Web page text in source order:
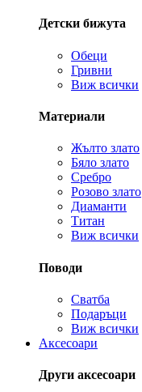
Детски бижута
Обеци
Гривни
Виж всички
Материали
Жълто злато
Бяло злато
Сребро
Розово злато
Диаманти
Титан
Виж всички
Поводи
Сватба
Подаръци
Виж всички
Аксесоари
Други аксесоари